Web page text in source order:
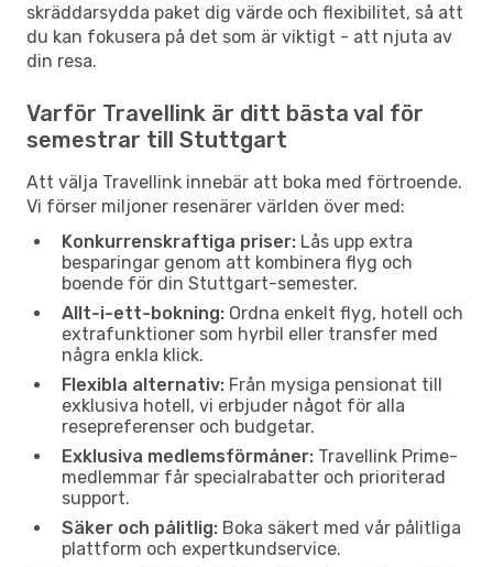
skräddarsydda paket dig värde och flexibilitet, så att
du kan fokusera på det som är viktigt - att njuta av
din resa.
Varför Travellink är ditt bästa val för
semestrar till Stuttgart
Att välja Travellink innebär att boka med förtroende.
Vi förser miljoner resenärer världen över med:
Konkurrenskraftiga priser: Lås upp extra
besparingar genom att kombinera flyg och
boende för din Stuttgart-semester.
Allt-i-ett-bokning: Ordna enkelt flyg, hotell och
extrafunktioner som hyrbil eller transfer med
några enkla klick.
Flexibla alternativ: Från mysiga pensionat till
exklusiva hotell, vi erbjuder något för alla
resepreferenser och budgetar.
Exklusiva medlemsförmåner: Travellink Prime-
medlemmar får specialrabatter och prioriterad
support.
Säker och pålitlig: Boka säkert med vår pålitliga
plattform och expertkundservice.